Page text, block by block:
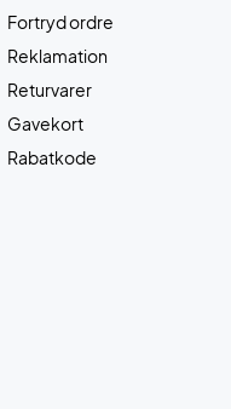
Fortryd ordre
Reklamation
Returvarer
Gavekort
Rabatkode